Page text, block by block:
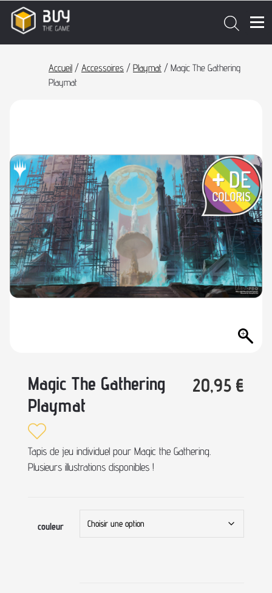
Accueil / Accessoires / Playmat / Magic The Gathering
Playmat
Magic The Gathering
Playmat
20,95 €
Tapis de jeu individuel pour Magic the Gathering.
Plusieurs illustrations disponibles !
couleur